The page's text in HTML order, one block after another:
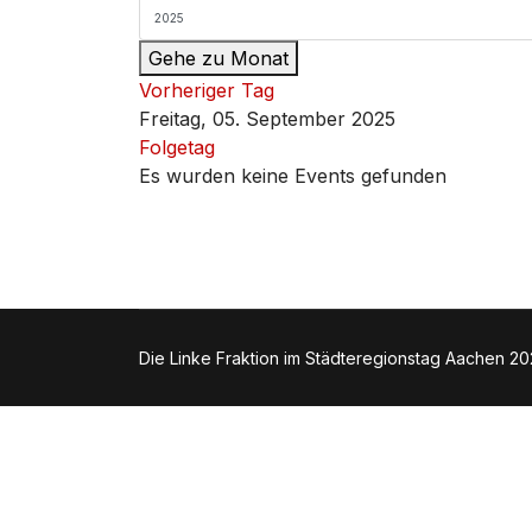
Gehe zu Monat
Vorheriger Tag
Freitag, 05. September 2025
Folgetag
Es wurden keine Events gefunden
Die Linke Fraktion im Städteregionstag Aachen